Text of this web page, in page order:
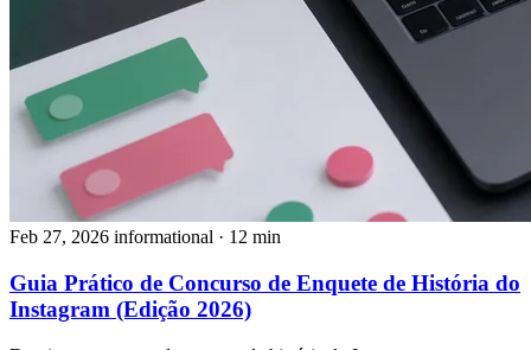
Feb 27, 2026 informational · 12 min
Guia Prático de Concurso de Enquete de História do
Instagram (Edição 2026)